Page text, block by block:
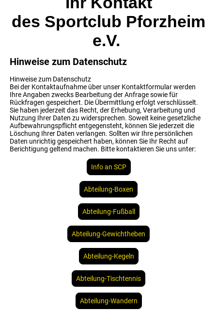
des Sportclub Pforzheim
e.V.
Hinweise zum Datenschutz
Hinweise zum Datenschutz
Bei der Kontaktaufnahme über unser Kontaktformular werden
Ihre Angaben zwecks Bearbeitung der Anfrage sowie für
Rückfragen gespeichert. Die Übermittlung erfolgt verschlüsselt.
Sie haben jederzeit das Recht, der Erhebung, Verarbeitung und
Nutzung Ihrer Daten zu widersprechen. Soweit keine gesetzliche
Aufbewahrungspflicht entgegensteht, können Sie jederzeit die
Löschung Ihrer Daten verlangen. Sollten wir Ihre persönlichen
Daten unrichtig gespeichert haben, können Sie Ihr Recht auf
Berichtigung geltend machen. Bitte kontaktieren Sie uns unter:
Info an SCP
Abteilung-Boxen
Abteilung-Gewichtheben
Abteilung-Fußball
Abteilung-Kegeln
Abteilung-Tischtennis
Abteilung-Wandern